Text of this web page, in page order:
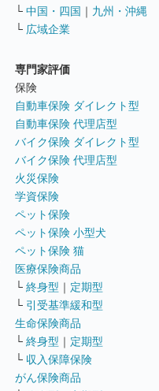
└ 中国・四国 ｜ 九州・沖縄
└ 広域企業
専門家評価
保険
自動車保険 ダイレクト型
自動車保険 代理店型
バイク保険 ダイレクト型
バイク保険 代理店型
火災保険
学資保険
ペット保険
ペット保険 小型犬
ペット保険 猫
医療保険商品
└ 終身型 ｜ 定期型
└ 引受基準緩和型
生命保険商品
└ 終身型 ｜ 定期型
└ 収入保障保険
がん保険商品